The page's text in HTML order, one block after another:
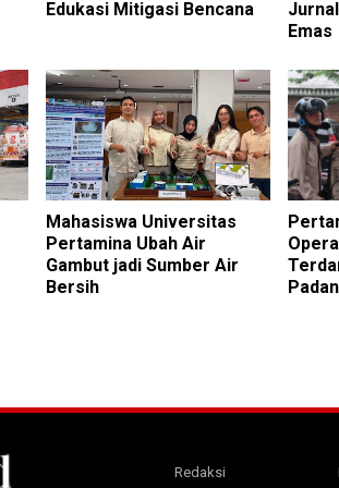
Edukasi Mitigasi Bencana
Emas
Mahasiswa Universitas
Pertamina Ubah Air
Gambut jadi Sumber Air
Bersih
Redaksi